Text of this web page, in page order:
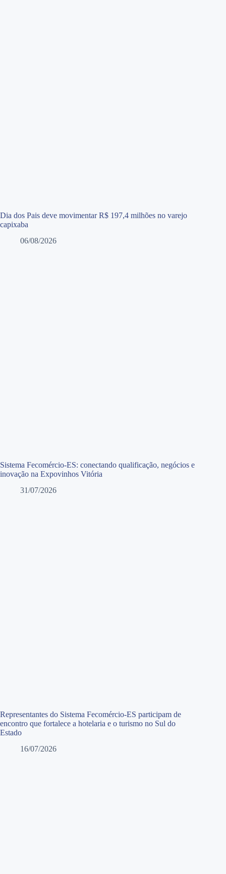
Dia dos Pais deve movimentar R$ 197,4 milhões no varejo
capixaba
06/08/2026
Sistema Fecomércio-ES: conectando qualificação, negócios e
inovação na Expovinhos Vitória
31/07/2026
Representantes do Sistema Fecomércio-ES participam de
encontro que fortalece a hotelaria e o turismo no Sul do
Estado
16/07/2026